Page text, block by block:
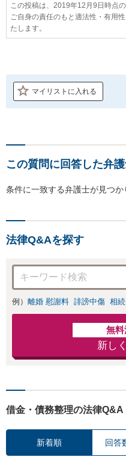
この投稿は、2019年12月9日時点の
ご自身の責任のもと適法性・有用
たします。
マイリストに入れる
この質問に回答した弁
条件に一致する弁護士が見つか
法律Q&Aを探す
例） 離婚 慰謝料 誹謗中傷 相
無料
新し
借金・債務整理の法律Q&A
新着順 回答